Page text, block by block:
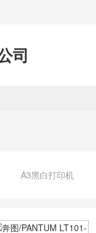
司
A3黑白打印机